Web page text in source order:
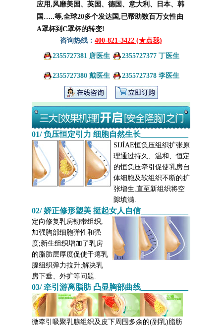
应用,风靡美国、英国、德国、意大利、日本、韩
国…..等,全球20多个发达国,已帮助数百万女性由
A罩杯到C罩杯的转变!
咨询热线： 400-821-3422 (★点我)
2355727381 唐医生 2355727377 丁医生
2355727380 戴医生 2355727378 李医生
01/ 负压恒定引力 细胞自然生长____________
SIJÍAE恒负压组织扩张原
理通过持久、温和、恒定
的恒负压牵引促使乳房自
体细胞及软组织不断的扩
张增生,直至新组织将空
隙填满.
02/ 娇正修形塑美 挺起女人自信____________
定向修复乳房韧带组织,
加强胸部细胞弹性和强
度;新生组织增加了乳房
的脂肪层厚度促使干瘪乳
腺组织弹力拉升;解决乳
房下垂、外扩等问题.
03/ 牵引游离脂肪 凸显胸部曲线____________
微牵引吸聚乳腺组织及皮下周围多余的(副乳)脂肪